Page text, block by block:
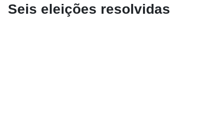
Seis eleições resolvidas